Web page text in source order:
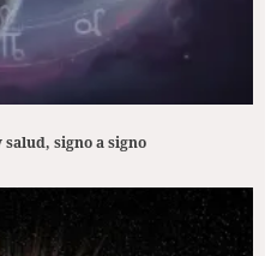
signo a signo